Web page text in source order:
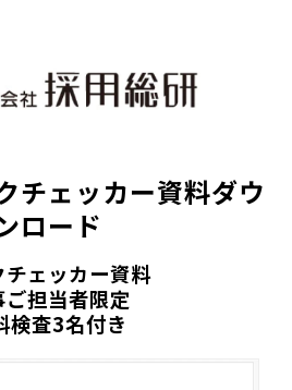
チェッカー資料ダウ
ロード
チェッカー資料
ご担当者限定
検査3名付き